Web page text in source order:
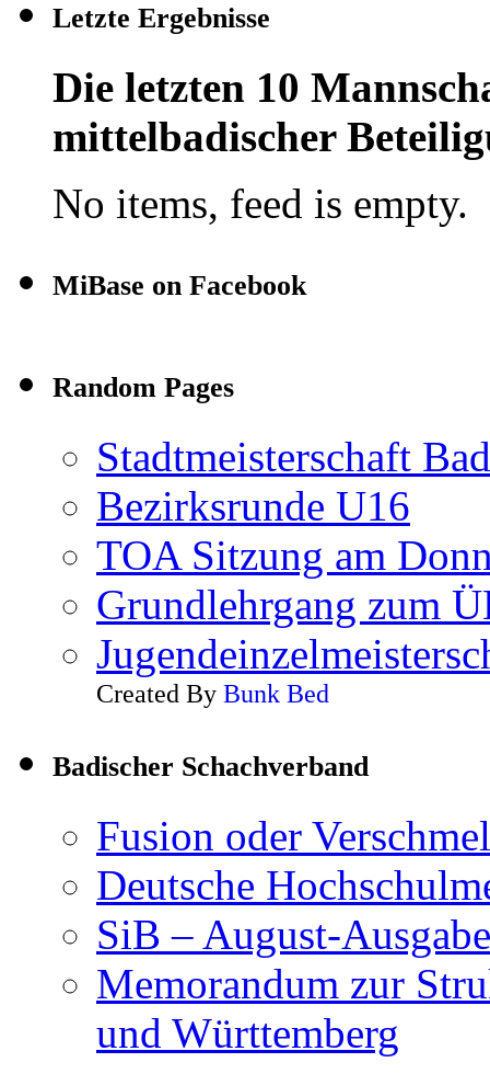
Letzte Ergebnisse
Die letzten 10
mittelbadischer
No items, feed is empty.
MiBase on Facebook
Random Pages
Stadtmeisterschaft
Bezirksrunde U16
TOA Sitzung am
Grundlehrgang zum
Created By Bunk Bed
Badischer Schachverband
Fusion oder
Deutsche
SiB – August-Ausgabe
Memorandum zur
und Württemberg